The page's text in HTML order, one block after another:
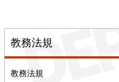
教務法規
教務法規